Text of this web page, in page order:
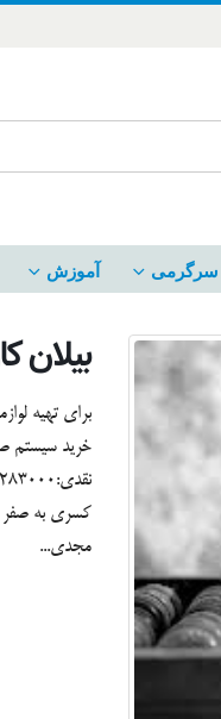
سرگرمی آموزش
بیلان
کسری به صفر
مجدی...